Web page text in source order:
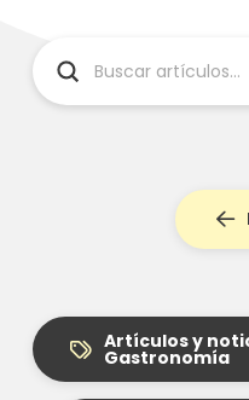
Search
Submit
Artículos y
Gastronomía